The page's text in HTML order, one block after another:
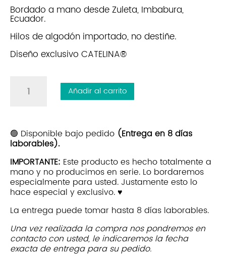
Bordado a mano desde Zuleta, Imbabura,
Ecuador.
Hilos de algodón importado, no destiñe.
Diseño exclusivo CATELINA®
|
Negra
cantidad
Añadir al carrito
🟢 Disponible bajo pedido (Entrega en 8 días
laborables).
IMPORTANTE: Este producto es hecho totalmente a
mano y no producimos en serie. Lo bordaremos
especialmente para usted. Justamente esto lo
hace especial y exclusivo. ♥
La entrega puede tomar hasta 8 días laborables.
Una vez realizada la compra nos pondremos en
contacto con usted, le indicaremos la fecha
exacta de entrega para su pedido.